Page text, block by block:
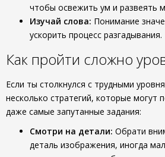
чтобы освежить ум и развеять
Изучай слова: Понимание
ускорить процесс разгадывания.
Как пройти сложно
Если ты столкнулся с трудными
несколько стратегий, которые могут
даже самые запутанные задания:
Смотри на детали: Обрати
деталь изображения, иногда